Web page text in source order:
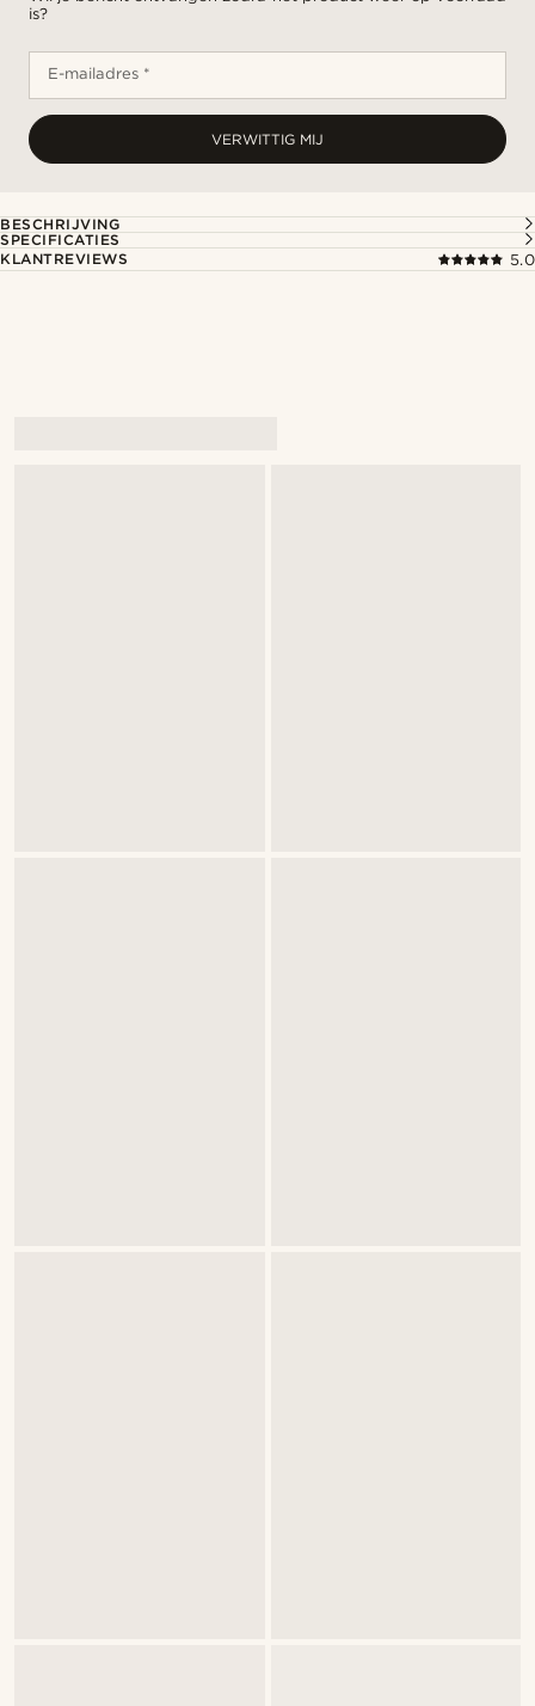
is?
E-mailadres *
VERWITTIG MIJ
BESCHRIJVING
SPECIFICATIES
KLANTREVIEWS
5.0